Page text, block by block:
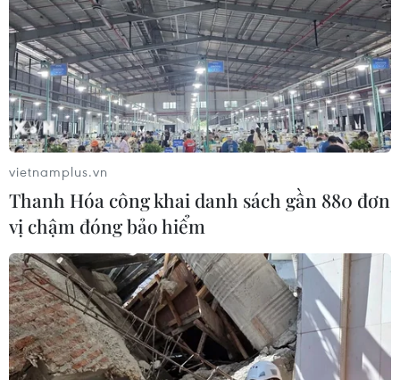
vietnamplus.vn
Thanh Hóa công khai danh sách gần 880 đơn
vị chậm đóng bảo hiểm